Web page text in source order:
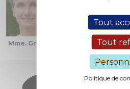
Tout
Tout
Politique de
Mme. Grolet M. le Maire